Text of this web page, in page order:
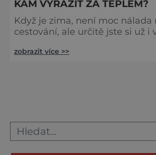
KAM VYRAZIT ZA TEPLEM?
Když je zima, není moc nálada
cestování, ale určitě jste si už i
Kam se dá vyrazit třeba do
podmořským aktivitám. Pokud
zobrazit více >>